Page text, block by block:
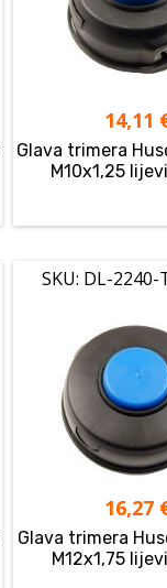
14,11
Glava trimera
M10x1,25
SKU: DL-
16,27
Glava trimera
M12x1,75